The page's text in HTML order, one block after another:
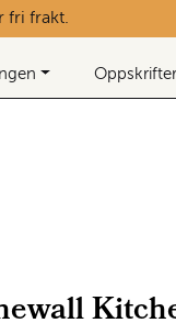
fri frakt.
Oppskrifter